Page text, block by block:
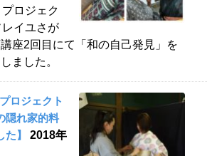
プロジェク
レイユさが
座2回目にて「和の自己発見」を
ました。
ロジェクト
れ家的料
】
2018年